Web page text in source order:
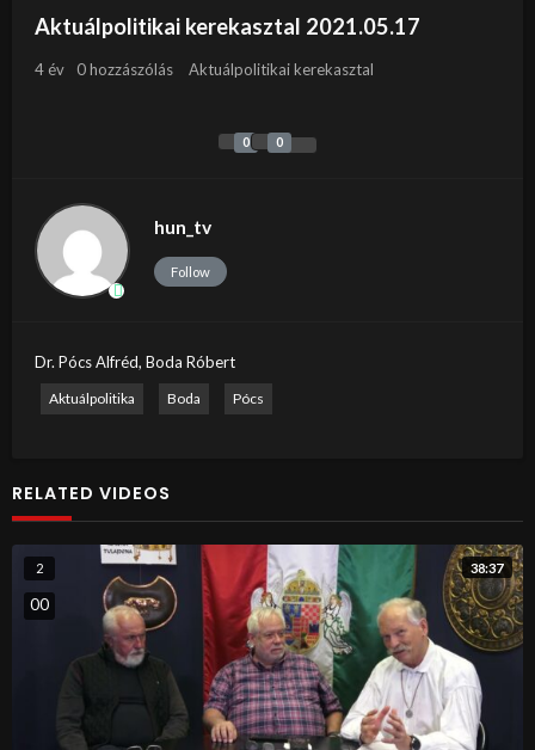
Aktuálpolitikai kerekasztal 2021.05.17
4 év 0 hozzászólás Aktuálpolitikai kerekasztal
0 0
hun_tv
Follow
Dr. Pócs Alfréd, Boda Róbert
Aktuálpolitika Boda Pócs
RELATED VIDEOS
38:37
2
00